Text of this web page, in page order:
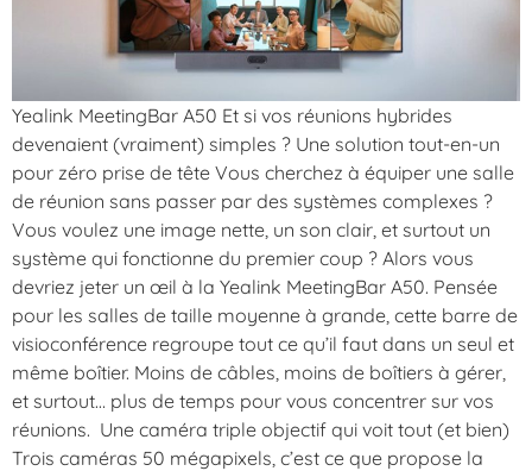
Yealink MeetingBar A50 Et si vos réunions hybrides
devenaient (vraiment) simples ? Une solution tout-en-un
pour zéro prise de tête Vous cherchez à équiper une salle
de réunion sans passer par des systèmes complexes ?
Vous voulez une image nette, un son clair, et surtout un
système qui fonctionne du premier coup ? Alors vous
devriez jeter un œil à la Yealink MeetingBar A50. Pensée
pour les salles de taille moyenne à grande, cette barre de
visioconférence regroupe tout ce qu’il faut dans un seul et
même boîtier. Moins de câbles, moins de boîtiers à gérer,
et surtout… plus de temps pour vous concentrer sur vos
réunions. Une caméra triple objectif qui voit tout (et bien)
Trois caméras 50 mégapixels, c’est ce que propose la